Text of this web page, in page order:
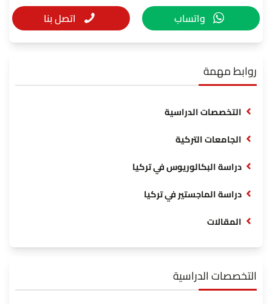
واتساب اتصل بنا
روابط مهمة
التخصصات الدراسية
الجامعات التركية
دراسة البكالوريوس في تركيا
دراسة الماجستير في تركيا
المقالات
التخصصات الدراسية